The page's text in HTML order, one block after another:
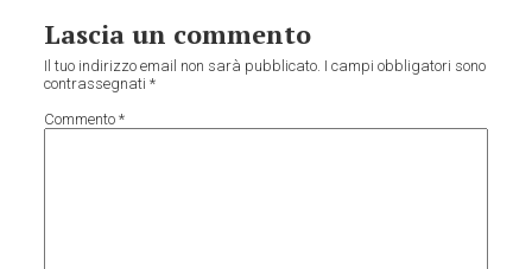
Lascia un commento
Il tuo indirizzo email non sarà pubblicato. I campi obbligatori sono
contrassegnati*
Commento*